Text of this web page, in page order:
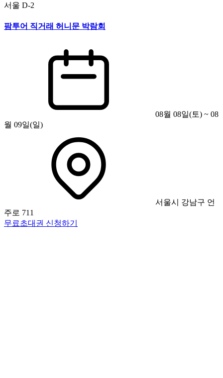
서울 D-2
팜투어 직거래 허니문 박람회
08월 08일(토) ~ 08
월 09일(일)
서울시 강남구 언
주로 711
무료초대권 신청하기